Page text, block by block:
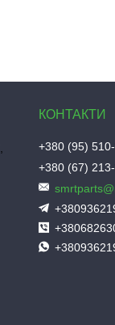
+380 (95)
+380 (67)